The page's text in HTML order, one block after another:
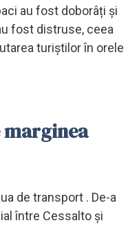
au fost doborâți și
fost distruse, ceea
turiștilor în orele
de transport . De-a
între Cessalto și